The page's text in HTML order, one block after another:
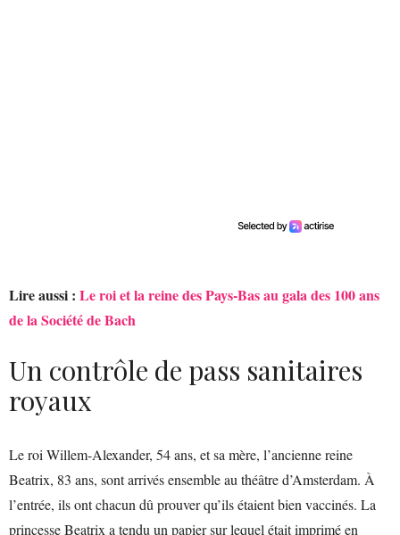
Lire aussi : Le roi et la reine des Pays-Bas au gala des 100 ans
de la Société de Bach
Un contrôle de pass sanitaires
royaux
Le roi Willem-Alexander, 54 ans, et sa mère, l’ancienne reine
Beatrix, 83 ans, sont arrivés ensemble au théâtre d’Amsterdam. À
l’entrée, ils ont chacun dû prouver qu’ils étaient bien vaccinés. La
princesse Beatrix a tendu un papier sur lequel était imprimé en